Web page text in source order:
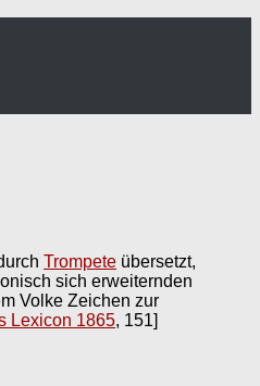
Trompete übersetzt,
sich erweiternden
Volke Zeichen zur
Lexicon 1865, 151]